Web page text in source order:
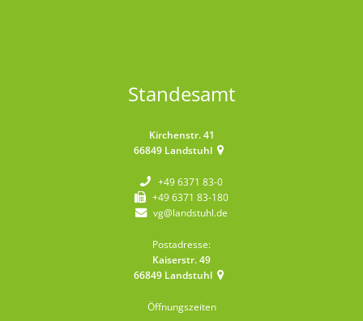
Standesamt
Kirchenstr. 41
66849 Landstuhl
+49 6371 83-0
+49 6371 83-180
vg@landstuhl.de
Postadresse:
Kaiserstr. 49
66849 Landstuhl
Öffnungszeiten